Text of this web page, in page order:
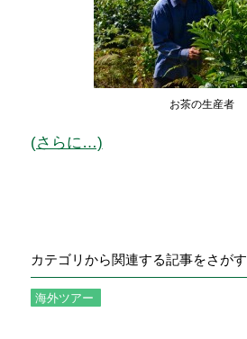
お茶の生産者
(さらに…)
カテゴリから関連する記事をさがす
海外ツアー